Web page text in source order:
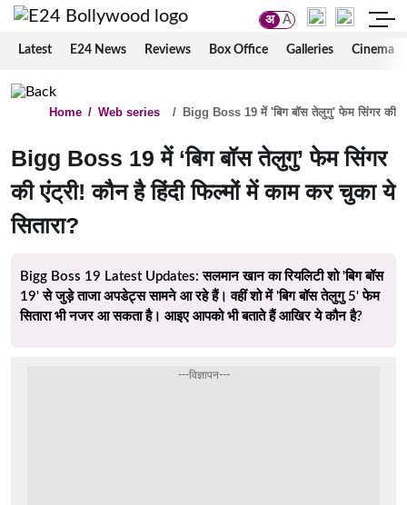
अ A
Latest E24 News Reviews Box Office Galleries Cinema
Home / Web series / Bigg Boss 19 में 'बिग बॉस तेलुगु' फेम सिंगर की
Bigg Boss 19 में ‘बिग बॉस तेलुगु’ फेम सिंगर
की एंट्री! कौन है हिंदी फिल्मों में काम कर चुका ये
सितारा?
Bigg Boss 19 Latest Updates: सलमान खान का रियलिटी शो 'बिग बॉस
19' से जुड़े ताजा अपडेट्स सामने आ रहे हैं। वहीं शो में 'बिग बॉस तेलुगु 5' फेम
सितारा भी नजर आ सकता है। आइए आपको भी बताते हैं आखिर ये कौन है?
---विज्ञापन---